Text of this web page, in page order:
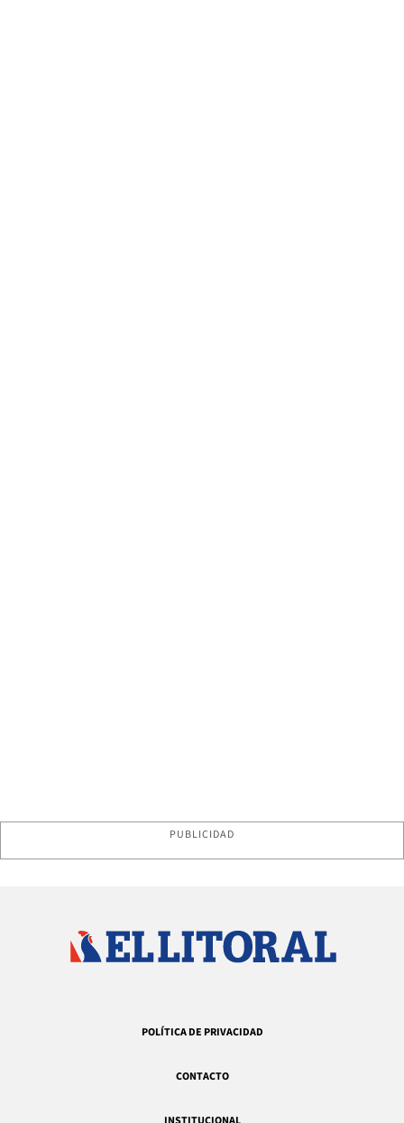
PUBLICIDAD
POLÍTICA DE PRIVACIDAD
CONTACTO